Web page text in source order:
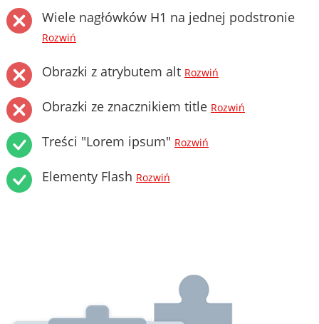
Wiele nagłówków H1 na jednej podstronie
Rozwiń
Obrazki z atrybutem alt Rozwiń
Obrazki ze znacznikiem title Rozwiń
Treści "Lorem ipsum" Rozwiń
Elementy Flash Rozwiń